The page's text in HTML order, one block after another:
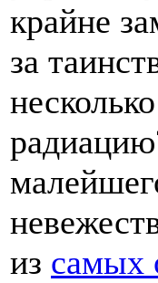
крайне
за
из самых